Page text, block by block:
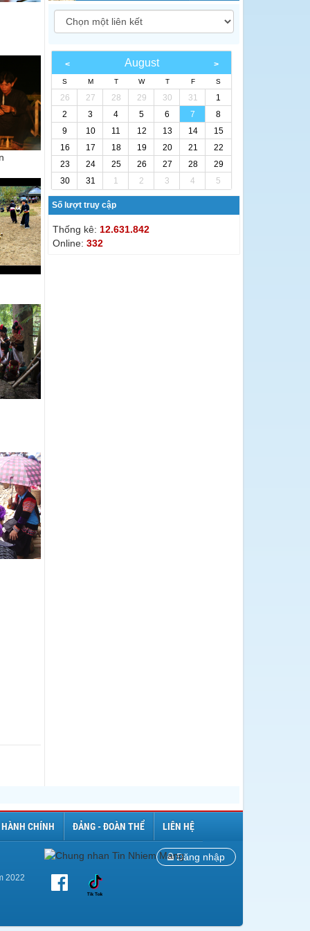
August
S M T W T F S
26 27 28 29 30 31
1
2
3 4 5 6 7
8
9
10 11 12 13 14
15
16
17 18 19 20 21
22
23
24 25 26 27 28
29
30
31 1 2 3 4 5
Số lượt truy cập
Thống kê: 12.631.842
Online: 332
CHÍNH ĐẢNG - ĐOÀN THỂ LIÊN HỆ
Đăng nhập
2022